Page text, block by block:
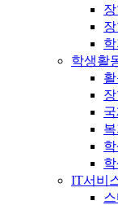
학생활
IT서비